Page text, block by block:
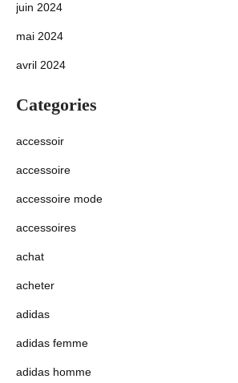
juin 2024
mai 2024
avril 2024
Categories
accessoir
accessoire
accessoire mode
accessoires
achat
acheter
adidas
adidas femme
adidas homme